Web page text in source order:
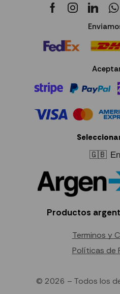
🇬🇧
Productos
Terminos y
Políticas de
© 2026 – Todos los